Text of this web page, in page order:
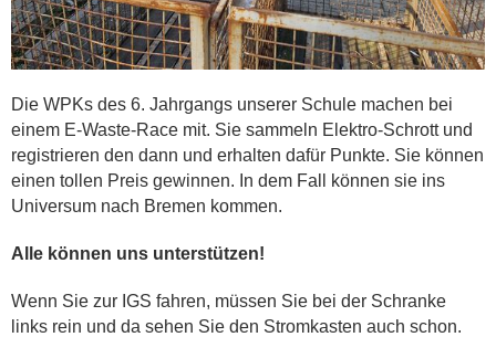
Die WPKs des 6. Jahrgangs unserer Schule machen bei
einem E-Waste-Race mit. Sie sammeln Elektro-Schrott und
registrieren den dann und erhalten dafür Punkte. Sie können
einen tollen Preis gewinnen. In dem Fall können sie ins
Universum nach Bremen kommen.
Alle können uns unterstützen!
Wenn Sie zur IGS fahren, müssen Sie bei der Schranke
links rein und da sehen Sie den Stromkasten auch schon.